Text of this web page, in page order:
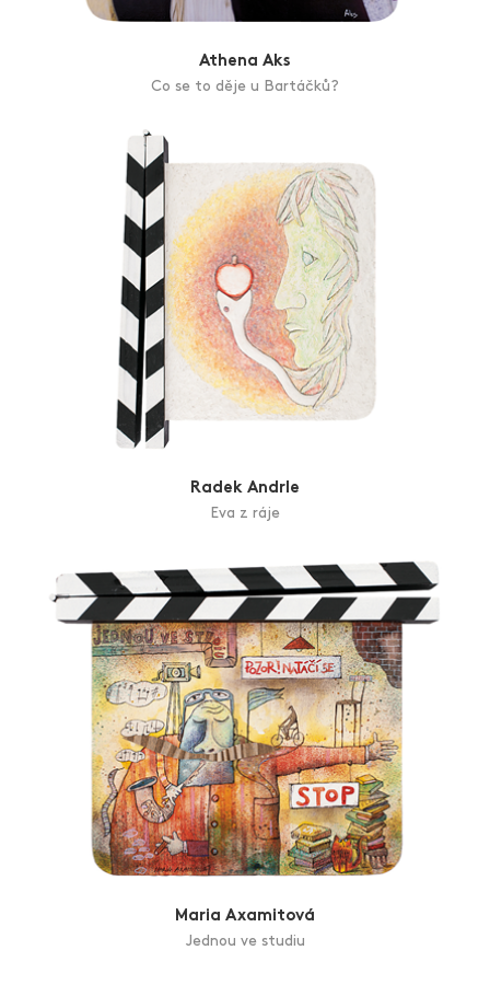
Athena Aks
Co se to děje u Bartáčků?
Radek Andrle
Eva z ráje
Maria Axamitová
Jednou ve studiu